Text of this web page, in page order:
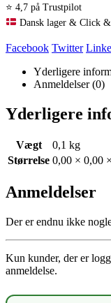
⭐ 4,7 på Trustpilot
Dansk lager & Click
Facebook Twitter
Yderligere
Anmeldelser (0)
Yderligere
Vægt
0,1 kg
Størrelse 0,00 × 0,00
Anmeldelser
Der er endnu ikke
Kun kunder, der er
anmeldelse.